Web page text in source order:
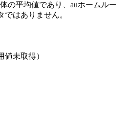
の平均値であり、auホームルー
ではありません。
値未取得）